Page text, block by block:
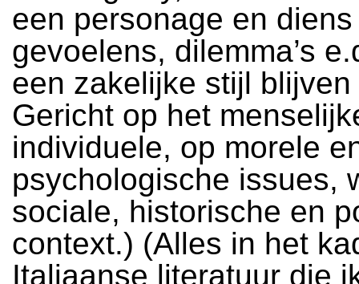
een personage en diens
gevoelens, dilemma’s
een zakelijke stijl
Gericht op het
individuele, op morele
psychologische issues,
sociale, historische en
context.) (Alles in het
Italiaanse literatuur die